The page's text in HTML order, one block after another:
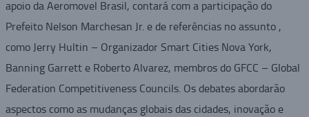
apoio da Aeromovel Brasil, contará com a participação do
Prefeito Nelson Marchesan Jr. e de referências no assunto ,
como Jerry Hultin – Organizador Smart Cities Nova York,
Banning Garrett e Roberto Alvarez, membros do GFCC – Global
Federation Competitiveness Councils. Os debates abordarão
aspectos como as mudanças globais das cidades, inovação e